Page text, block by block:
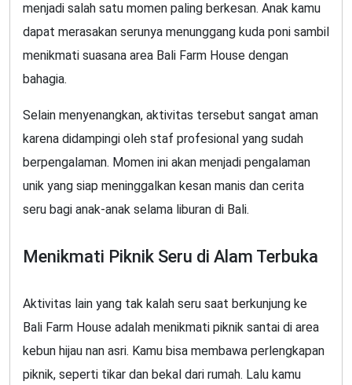
menjadi salah satu momen paling berkesan. Anak kamu
dapat merasakan serunya menunggang kuda poni sambil
menikmati suasana area Bali Farm House dengan
bahagia.
Selain menyenangkan, aktivitas tersebut sangat aman
karena didampingi oleh staf profesional yang sudah
berpengalaman. Momen ini akan menjadi pengalaman
unik yang siap meninggalkan kesan manis dan cerita
seru bagi anak-anak selama liburan di Bali.
Menikmati Piknik Seru di Alam Terbuka
Aktivitas lain yang tak kalah seru saat berkunjung ke
Bali Farm House adalah menikmati piknik santai di area
kebun hijau nan asri. Kamu bisa membawa perlengkapan
piknik, seperti tikar dan bekal dari rumah. Lalu kamu